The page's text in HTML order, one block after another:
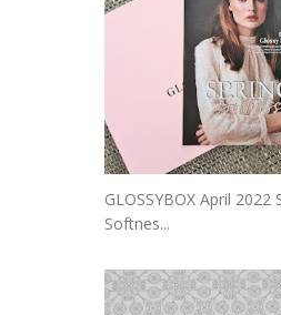
GLOSSYBOX April 2022
Softnes...